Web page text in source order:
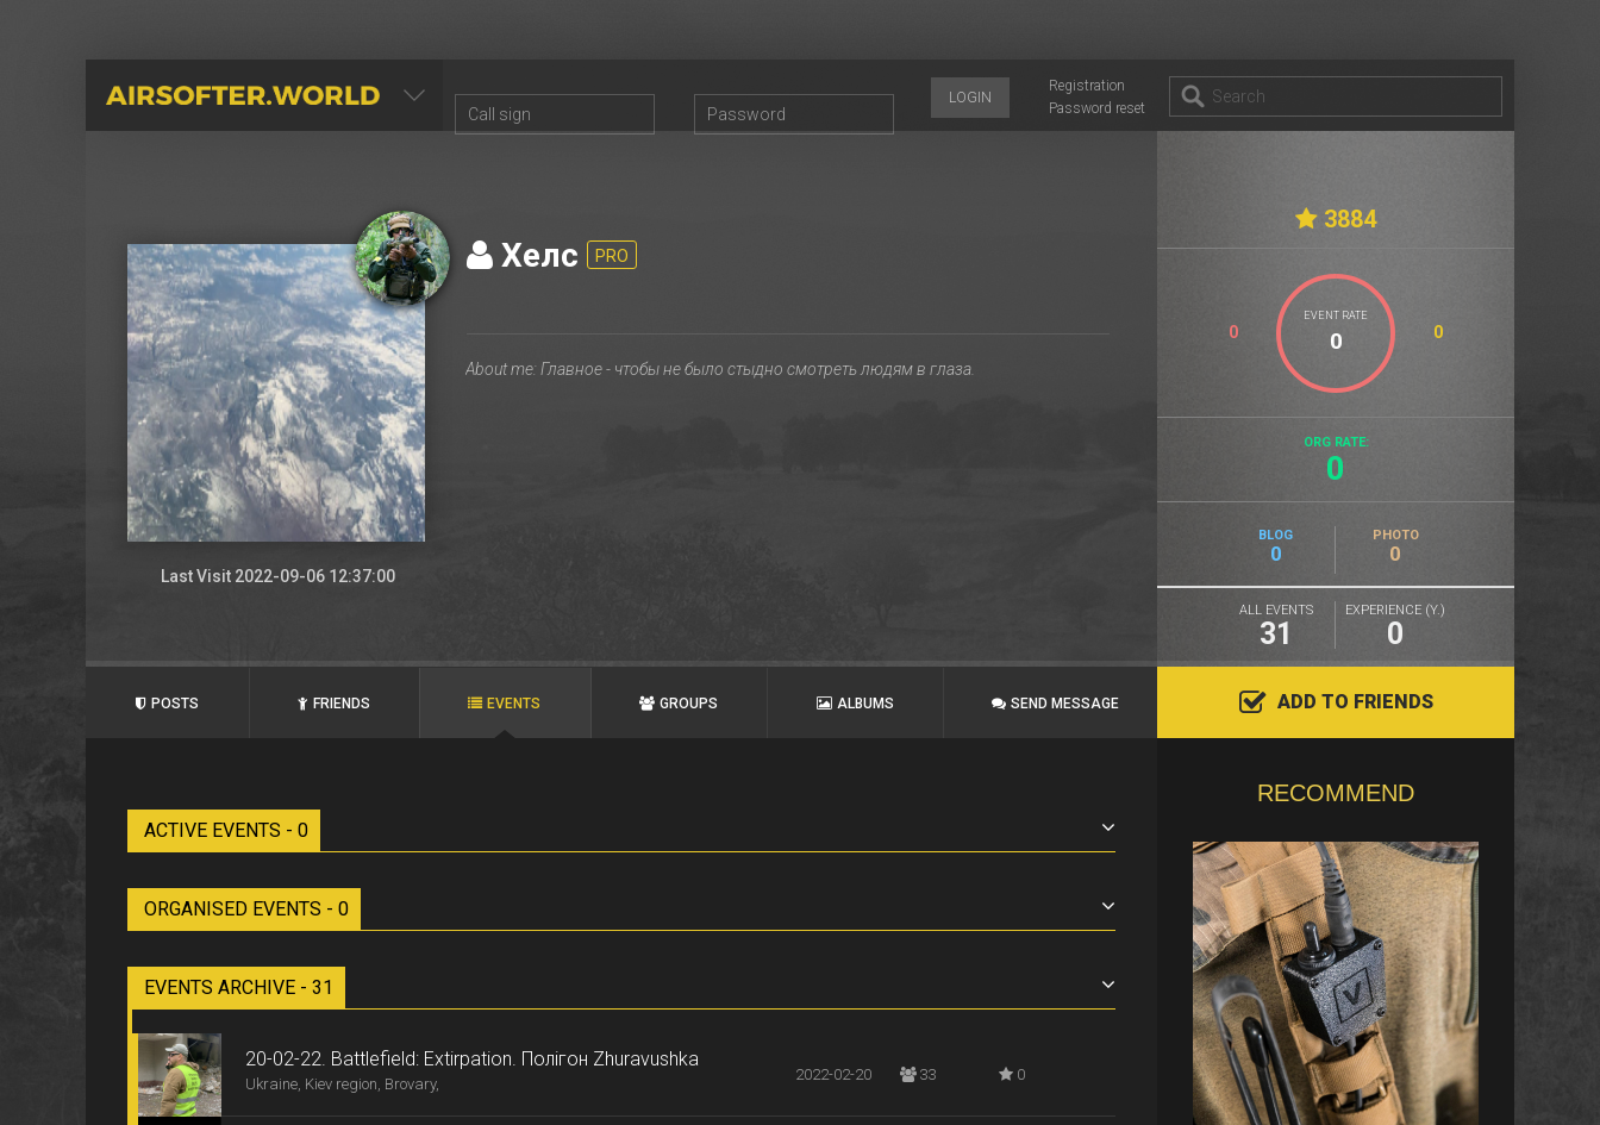
AIRSOFTER.WORLD
Registration
Password reset
LOGIN
Last Visit 2022-09-06 12:37:00
Хелс PRO
3884
EVENT RATE
0 0
ORG RATE:
0
BLOG
0
PHOTO
0
ALL EVENTS
31
EXPERIENCE (Y.)
0
POSTS FRIENDS EVENTS GROUPS ALBUMS SEND MESSAGE ADD TO FRIENDS
ACTIVE EVENTS - 0
ORGANISED EVENTS - 0
EVENTS ARCHIVE - 31
20-02-22. Battlefield: Extirpation. Полігон Zhuravushka
Ukraine, Kiev region, Brovary,
2022-02-20 33 0
RECOMMEND